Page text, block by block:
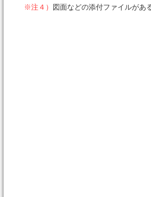
※注４）
図面などの添付ファイルがあ